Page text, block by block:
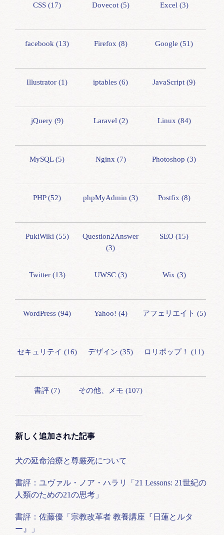
CSS (17) Dovecot (5) Excel (3)
facebook (13) Firefox (8) Google (51)
Illustrator (1) iptables (6) JavaScript (9)
jQuery (9) Laravel (2) Linux (84)
MySQL (5) Nginx (7) Photoshop (3)
PHP (52) phpMyAdmin (3) Postfix (8)
PukiWiki (55)
Question2Answer
(3)
SEO (15)
Twitter (13) UWSC (3) Wix (3)
WordPress (94) Yahoo! (4) アフェリエイト (5)
セキュリテイ (16) デザイン (35) ロリポップ！ (11)
書評 (7) その他、メモ (107)
新しく追加された記事
犬の延命治療と尊厳死について
書評：ユヴァル・ノア・ハラリ「21 Lessons: 21世紀の
人類のための21の思考」
書評：佐藤優「宗教改革者 教養講座『日蓮とルタ
ー』」